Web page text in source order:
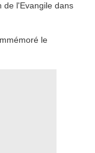
de l'Evangile dans
le